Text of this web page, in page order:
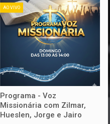
AO VIVO
Programa - Voz
Missionária com Zilmar,
Hueslen, Jorge e Jairo